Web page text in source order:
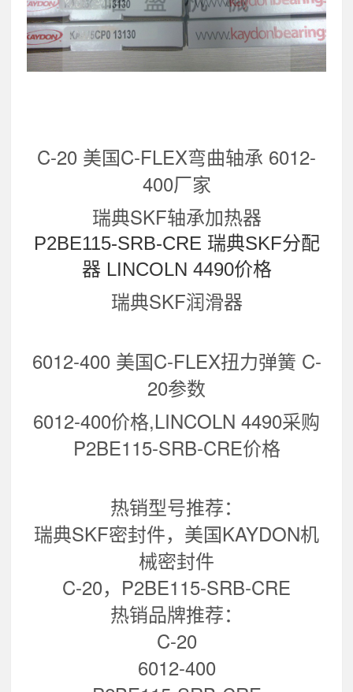
C-20 美国C-FLEX弯曲轴承 6012-
400厂家
瑞典SKF轴承加热器
P2BE115-SRB-CRE 瑞典SKF分配
器 LINCOLN 4490价格
瑞典SKF润滑器
6012-400 美国C-FLEX扭力弹簧 C-
20参数
6012-400价格,LINCOLN 4490采购
P2BE115-SRB-CRE价格
热销型号推荐：
瑞典SKF密封件，美国KAYDON机
械密封件
C-20，P2BE115-SRB-CRE
热销品牌推荐：
C-20
6012-400